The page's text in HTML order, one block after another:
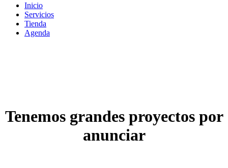
Inicio
Servicios
Tienda
Agenda
Tenemos grandes proyectos por
anunciar